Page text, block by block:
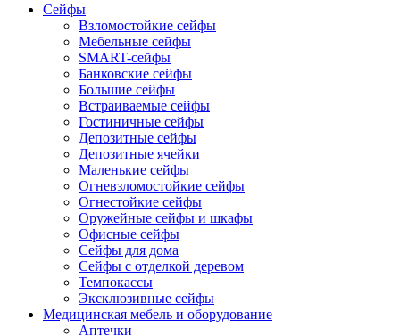
Сейфы
Взломостойкие сейфы
Мебельные сейфы
SMART-сейфы
Банковские сейфы
Большие сейфы
Встраиваемые сейфы
Гостиничные сейфы
Депозитные сейфы
Депозитные ячейки
Маленькие сейфы
Огневзломостойкие сейфы
Огнестойкие сейфы
Оружейные сейфы и шкафы
Офисные сейфы
Сейфы для дома
Сейфы с отделкой деревом
Темпокассы
Эксклюзивные сейфы
Медицинская мебель и оборудование
Аптечки